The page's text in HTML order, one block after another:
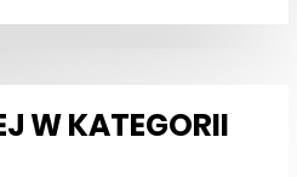
W KATEGORII